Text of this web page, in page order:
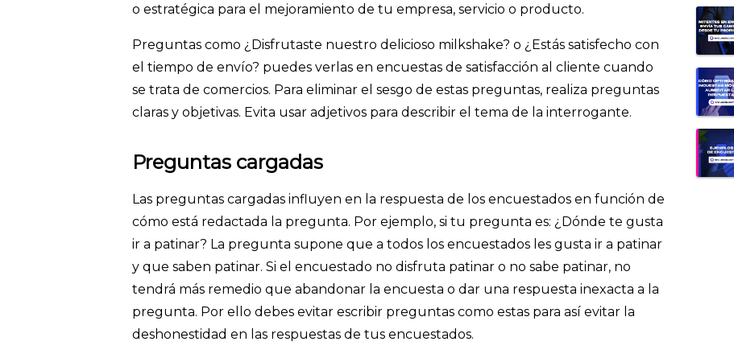
o estratégica para el mejoramiento de tu empresa, servicio o producto.
Preguntas como ¿Disfrutaste nuestro delicioso milkshake? o ¿Estás satisfecho con
el tiempo de envío? puedes verlas en encuestas de satisfacción al cliente cuando
se trata de comercios. Para eliminar el sesgo de estas preguntas, realiza preguntas
claras y objetivas. Evita usar adjetivos para describir el tema de la interrogante.
Preguntas cargadas
Las preguntas cargadas influyen en la respuesta de los encuestados en función de
cómo está redactada la pregunta. Por ejemplo, si tu pregunta es: ¿Dónde te gusta
ir a patinar? La pregunta supone que a todos los encuestados les gusta ir a patinar
y que saben patinar. Si el encuestado no disfruta patinar o no sabe patinar, no
tendrá más remedio que abandonar la encuesta o dar una respuesta inexacta a la
pregunta. Por ello debes evitar escribir preguntas como estas para así evitar la
deshonestidad en las respuestas de tus encuestados.